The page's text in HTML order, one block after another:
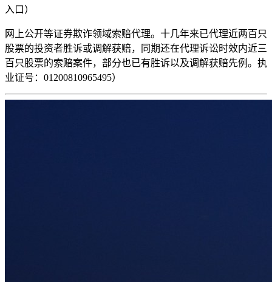
入口）
网上公开等证券欺诈领域索赔代理。十几年来已代理近两百只
股票的投资者胜诉或调解获赔，同期还在代理诉讼时效内近三
百只股票的索赔案件，部分也已有胜诉以及调解获赔先例。执
业证号：01200810965495）